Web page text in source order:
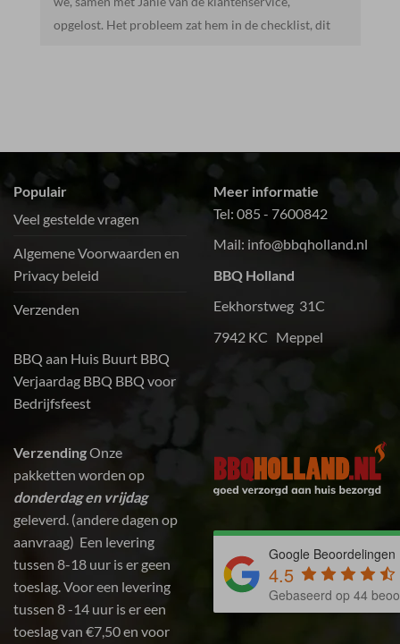
Populair
Veel gestelde vragen
Algemene Voorwaarden en
Privacy beleid
Verzenden
BBQ aan Huis Buurt BBQ
Verjaardag BBQ BBQ voor
Bedrijfsfeest
Meer informatie
Tel: 085 - 7600842
Mail: info@bbqholland.nl
BBQ Holland
Eekhorstweg 31C
7942 KC Meppel
VerzendingOnze
pakketten worden op
donderdag en vrijdag
geleverd. (andere dagen op
aanvraag) Een levering
tussen 8-18 uur is er geen
toeslag. Voor een levering
tussen 8 -14 uur is er een
toeslag van €7,50 en voor
Google Beoordelingen
4.5
Gebaseerd op 44